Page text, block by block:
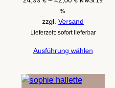
bis
42,00 €
%.
zzgl.Versand
Lieferzeit: sofort lieferbar
Ausführung wählen